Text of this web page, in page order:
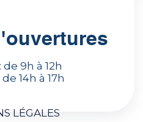
9h à 12h
14h à 17h
LÉGALES